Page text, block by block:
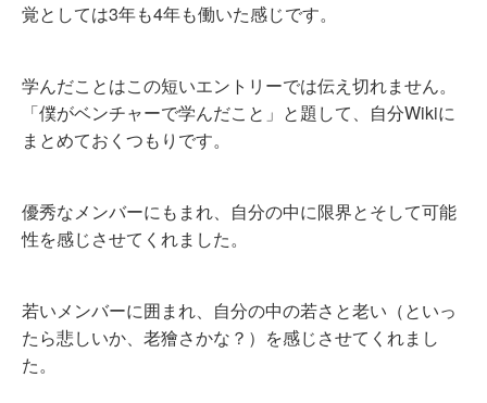
覚としては3年も4年も働いた感じです。
学んだことはこの短いエントリーでは伝え切れません。
「僕がベンチャーで学んだこと」と題して、自分Wikiに
まとめておくつもりです。
優秀なメンバーにもまれ、自分の中に限界とそして可能
性を感じさせてくれました。
若いメンバーに囲まれ、自分の中の若さと老い（といっ
たら悲しいか、老獪さかな？）を感じさせてくれまし
た。